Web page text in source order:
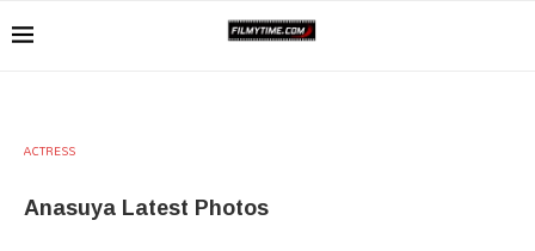
ACTRESS
Anasuya Latest Photos